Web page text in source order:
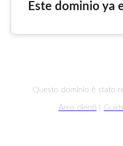
Este dominio ya
Questo dominio è stato
Area clienti